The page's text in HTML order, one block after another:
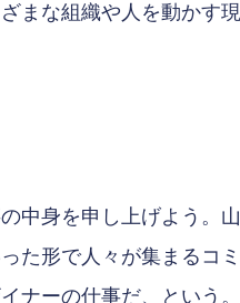
まな組織や人を動かす
中身を申し上げよう。
た形で人々が集まるコ
ナーの仕事だ、という。